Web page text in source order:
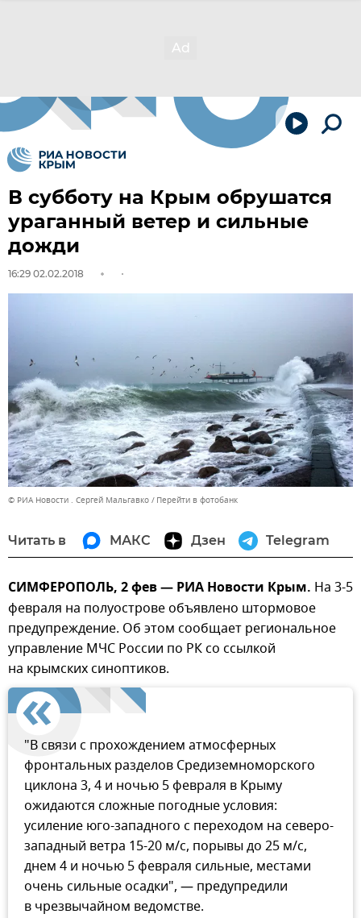
В субботу на Крым обрушатся
ураганный ветер и сильные
дожди
16:29 02.02.2018
© РИА Новости . Сергей Мальгавко Перейти в фотобанк
Читать в МАКС Дзен Telegram
СИМФЕРОПОЛЬ, 2 фев — РИА Новости Крым. На 3-5
февраля на полуострове объявлено штормовое
предупреждение. Об этом сообщает региональное
управление МЧС России по РК со ссылкой
на крымских синоптиков.
"В связи с прохождением атмосферных
фронтальных разделов Средиземноморского
циклона 3, 4 и ночью 5 февраля в Крыму
ожидаются сложные погодные условия:
усиление юго-западного с переходом на северо-
западный ветра 15-20 м/с, порывы до 25 м/с,
днем 4 и ночью 5 февраля сильные, местами
очень сильные осадки", — предупредили
в чрезвычайном ведомстве.